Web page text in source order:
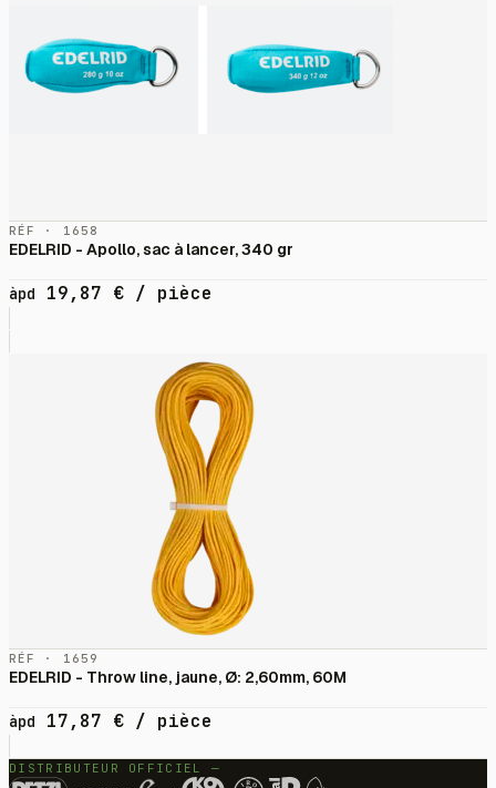
RÉF · 1658
EDELRID - Apollo, sac à lancer, 340 gr
àpd 19,87 € / pièce
RÉF · 1659
EDELRID - Throw line, jaune, Ø: 2,60mm, 60M
àpd 17,87 € / pièce
DISTRIBUTEUR OFFICIEL —